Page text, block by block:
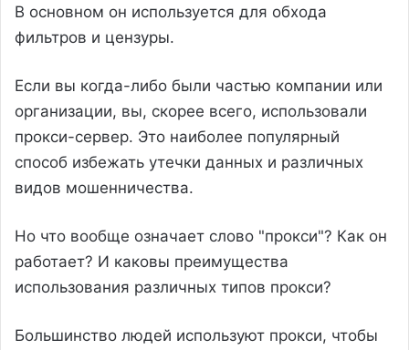
В основном он используется для обхода
фильтров и цензуры.
Если вы когда-либо были частью компании или
организации, вы, скорее всего, использовали
прокси-сервер. Это наиболее популярный
способ избежать утечки данных и различных
видов мошенничества.
Но что вообще означает слово "прокси"? Как он
работает? И каковы преимущества
использования различных типов прокси?
Большинство людей используют прокси, чтобы